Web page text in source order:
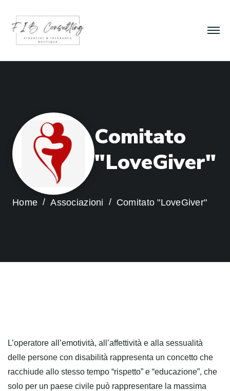
Comitato
"LoveGiver"
Home Associazioni Comitato "LoveGiver"
L’operatore all’emotività, all’affettività e alla sessualità
delle persone con disabilità rappresenta un concetto che
racchiude allo stesso tempo “rispetto” e “educazione”, che
solo per un paese civile può rappresentare la massima